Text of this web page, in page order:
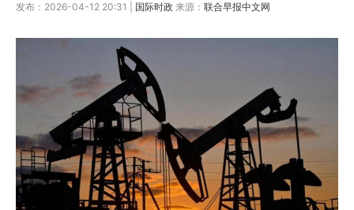
发布：2026-04-12 20:31 | 国际时政 来源： 联合早报中文网